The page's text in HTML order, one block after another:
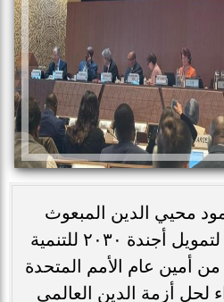
محيي الدين المبعوث
الخاص للأمم المتحدة لتمويل أجندة ٢٠٣٠ للتنمية
أمين عام الأمم المتحدة
لحل أزمة الدين العالمي